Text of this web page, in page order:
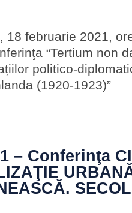
18 februarie 2021,
“Tertium non
politico-
(1920-1923)”
– Conferinţa